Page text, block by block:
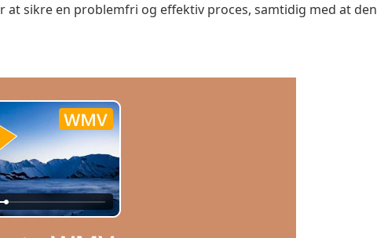
sikre en problemfri og effektiv proces, samtidig med at den